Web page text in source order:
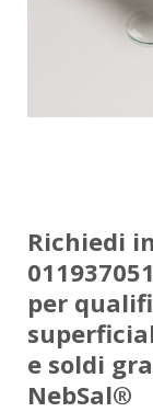
Richiedi
per
e soldi
NebSal®